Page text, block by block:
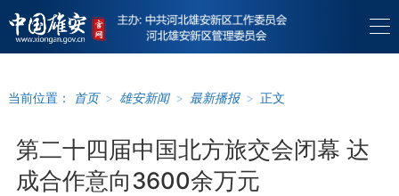
当前位置： 首页 > 雄安新闻 > 最新播报 > 正文
第二十四届中国北方旅交会闭幕 达
成合作意向3600余万元